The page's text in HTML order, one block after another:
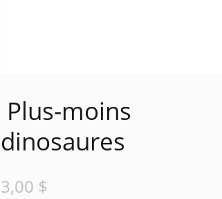
Plus-moins
dinosaures
3,00 $